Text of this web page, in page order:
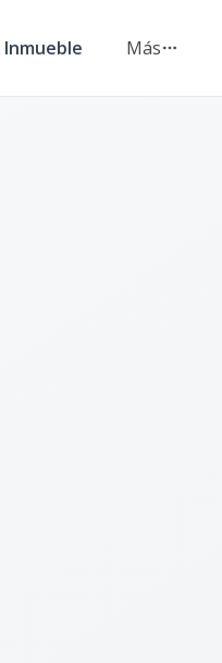
Más